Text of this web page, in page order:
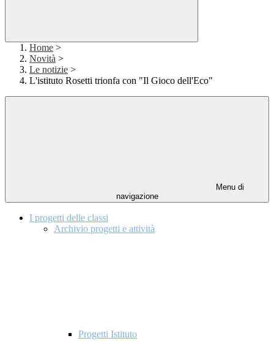
Home >
Novità >
Le notizie >
L'istituto Rosetti trionfa con "Il Gioco dell'Eco"
Menu di
navigazione
I progetti delle classi
Archivio progetti e attività
Progetti Istituto